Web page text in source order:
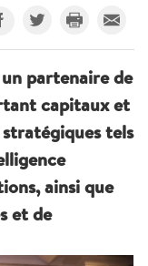
un partenaire de
capitaux et
tels
ainsi que
et de